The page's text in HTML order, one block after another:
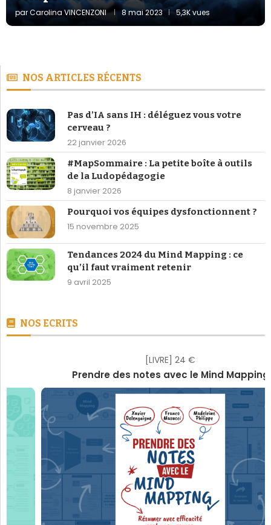
parCarolina VINCENZONI 8 mai 2023 5,3K vues
NOS ARTICLES RÉCENTS
Pas d’IA sans IH : déléguez vous votre
cerveau ?
22 janvier 2026
#MapSommaire : La petite boîte à outils
de la Ludopédagogie
8 janvier 2026
Pourquoi vos équipes dysfonctionnent ?
15 novembre 2025
Tendances 2024 du Mind Mapping : ce
qu’il faut vraiment retenir
9 avril 2025
NOS ECRITS
[LIVRE] 24 €
Prendre des notes avec le Mind Mapping